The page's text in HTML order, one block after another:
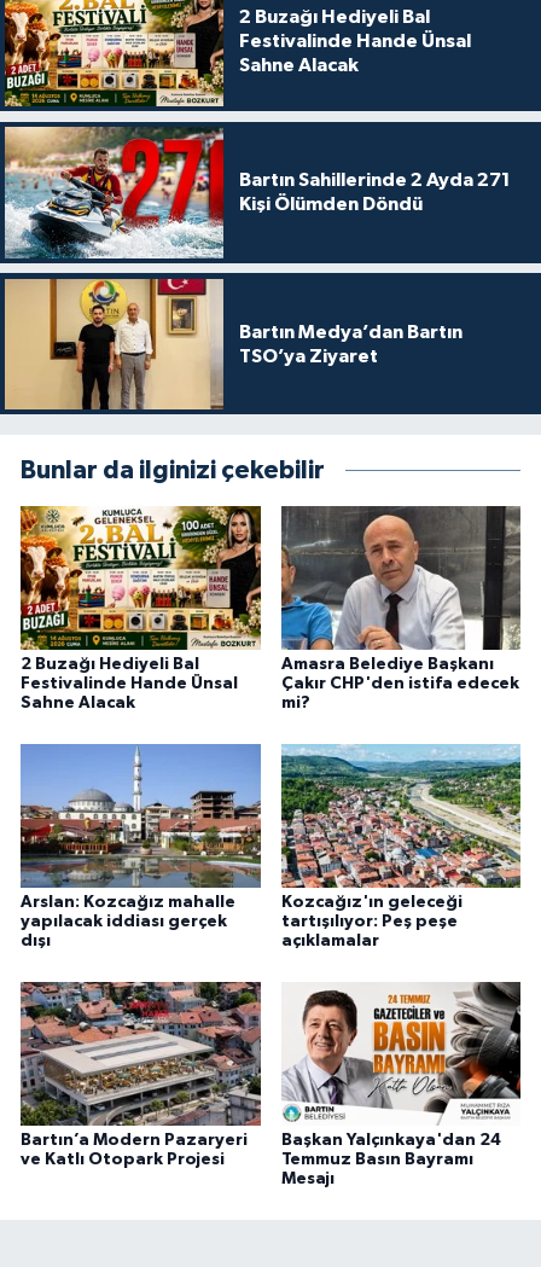
2 Buzağı Hediyeli Bal
Festivalinde Hande Ünsal
Sahne Alacak
Bartın Sahillerinde 2 Ayda 271
Kişi Ölümden Döndü
Bartın Medya’dan Bartın
TSO’ya Ziyaret
Bunlar da ilginizi çekebilir
2 Buzağı Hediyeli Bal
Festivalinde Hande Ünsal
Sahne Alacak
Amasra Belediye Başkanı
Çakır CHP'den istifa edecek
mi?
Arslan: Kozcağız mahalle
yapılacak iddiası gerçek
dışı
Kozcağız'ın geleceği
tartışılıyor: Peş peşe
açıklamalar
Bartın’a Modern Pazaryeri
ve Katlı Otopark Projesi
Başkan Yalçınkaya'dan 24
Temmuz Basın Bayramı
Mesajı